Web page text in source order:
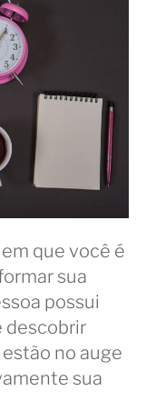
que você é
sua
possui
descobrir
no auge
sua